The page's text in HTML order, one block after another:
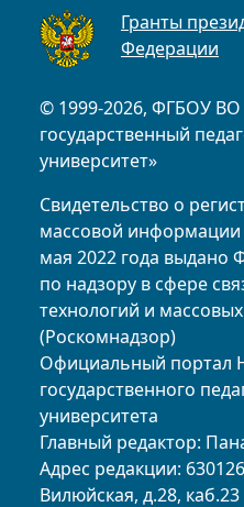
© 1999-2026, ФГБОУ
государственный
университет»
Свидетельство о
массовой
мая 2022 года выдано
по надзору в сфере
технологий и
(Роскомнадзор)
Официальный портал
государственного
университета
Главный редактор:
Адрес редакции:
Вилюйская, д.28,
Гранты
Федерации